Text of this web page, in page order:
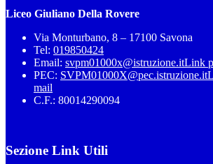
Liceo Giuliano Della Rovere
Via Monturbano, 8 – 17100 Savona
Tel: 019850424
Email: svpm01000x@istruzione.itLink
PEC: SVPM01000X@pec.istruzione.it
mail
C.F.: 80014290094
Sezione Link Utili